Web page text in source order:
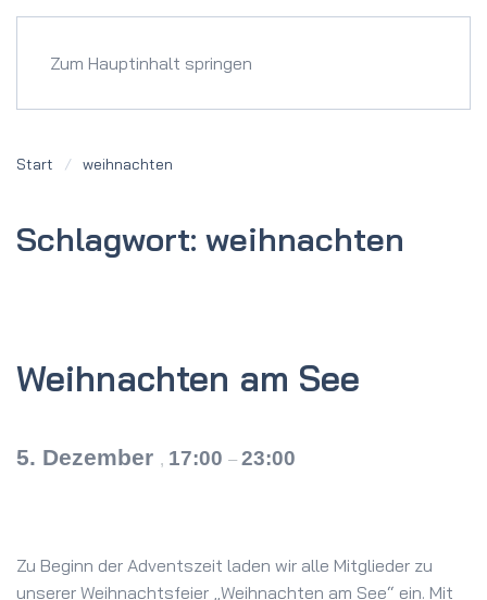
Zum Hauptinhalt springen
Start weihnachten
Schlagwort: weihnachten
Weihnachten am See
5. Dezember , 17:00 – 23:00
Zu Beginn der Adventszeit laden wir alle Mitglieder zu
unserer Weihnachtsfeier „Weihnachten am See“ ein. Mit